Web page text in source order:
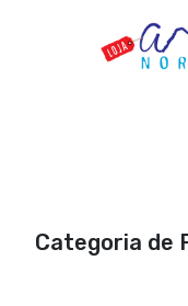
Categoria de